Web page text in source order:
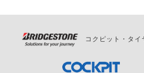
コクピット・タ